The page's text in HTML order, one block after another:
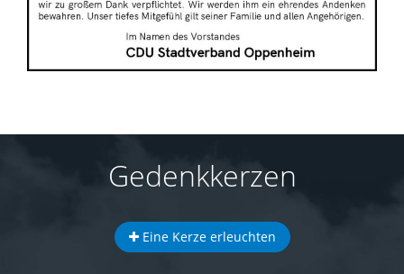
Gedenkkerzen
Eine Kerze erleuchten